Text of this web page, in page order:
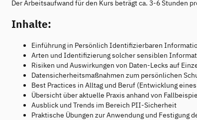
Der Arbeitsaufwand für den Kurs beträgt ca. 3-6 Stunden
Inhalte:
Einführung in Persönlich Identifizierbaren
Arten und Identifizierung solcher sensiblen
Risiken und Auswirkungen von Daten-Lecks auf
Datensicherheitsmaßnahmen zum persönlichen
Best Practices in Alltag und Beruf (Entwicklung
Übersicht über aktuelle Praxis anhand von
Ausblick und Trends im Bereich PII-Sicherheit
Praktische Übungen zur Anwendung und Festigung